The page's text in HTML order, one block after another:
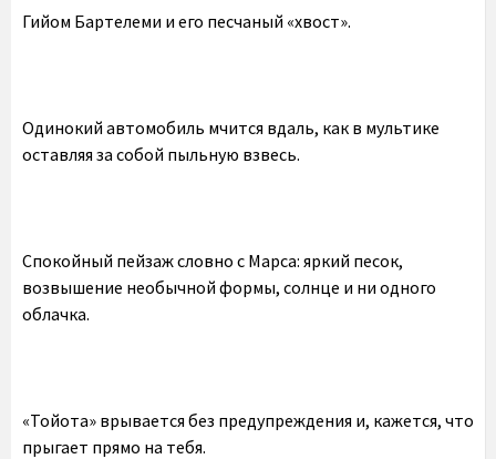
Гийом Бартелеми и его песчаный «хвост».
Одинокий автомобиль мчится вдаль, как в мультике
оставляя за собой пыльную взвесь.
Спокойный пейзаж словно с Марса: яркий песок,
возвышение необычной формы, солнце и ни одного
облачка.
«Тойота» врывается без предупреждения и, кажется, что
прыгает прямо на тебя.